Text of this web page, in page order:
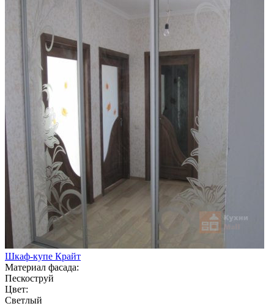
Шкаф-купе Крайт
Материал фасада:
Пескоструй
Цвет:
Светлый